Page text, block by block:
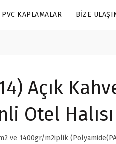
PVC KAPLAMALAR BIZE
Açık
Otel Halısı
ve 1400gr/m2iplik